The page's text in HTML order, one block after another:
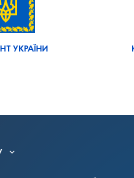
УКРАЇНИ
›